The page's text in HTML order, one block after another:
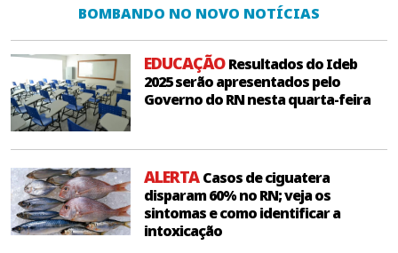
BOMBANDO NO NOVO NOTÍCIAS
EDUCAÇÃOResultados do Ideb
2025 serão apresentados pelo
Governo do RN nesta quarta-feira
ALERTACasos de ciguatera
disparam 60% no RN; veja os
sintomas e como identificar a
intoxicação